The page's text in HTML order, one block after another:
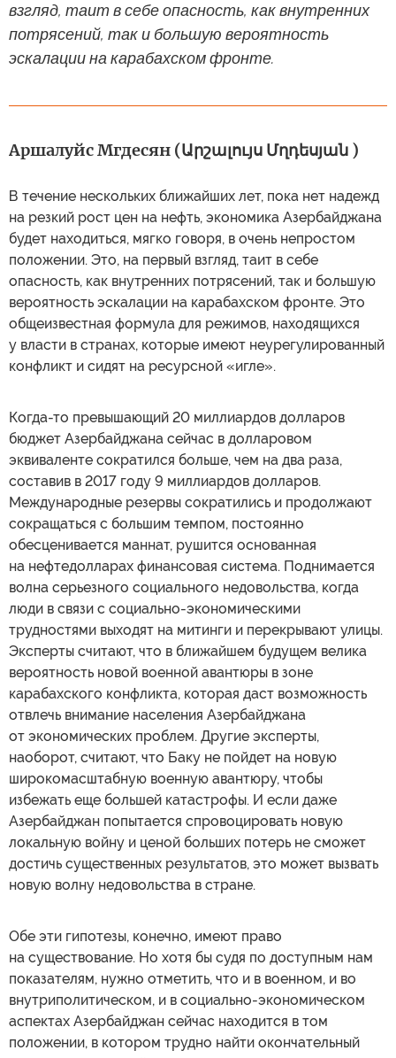
взгляд, таит в себе опасность, как внутренних
потрясений, так и большую вероятность
эскалации на карабахском фронте.
Аршалуйс Мгдесян (Արշալույս Մղդեսյան )
В течение нескольких ближайших лет, пока нет надежд
на резкий рост цен на нефть, экономика Азербайджана
будет находиться, мягко говоря, в очень непростом
положении. Это, на первый взгляд, таит в себе
опасность, как внутренних потрясений, так и большую
вероятность эскалации на карабахском фронте. Это
общеизвестная формула для режимов, находящихся
у власти в странах, которые имеют неурегулированный
конфликт и сидят на ресурсной «игле».
Когда-то превышающий 20 миллиардов долларов
бюджет Азербайджана сейчас в долларовом
эквиваленте сократился больше, чем на два раза,
составив в 2017 году 9 миллиардов долларов.
Международные резервы сократились и продолжают
сокращаться с большим темпом, постоянно
обесценивается маннат, рушится основанная
на нефтедолларах финансовая система. Поднимается
волна серьезного социального недовольства, когда
люди в связи с социально-экономическими
трудностями выходят на митинги и перекрывают улицы.
Эксперты считают, что в ближайшем будущем велика
вероятность новой военной авантюры в зоне
карабахского конфликта, которая даст возможность
отвлечь внимание населения Азербайджана
от экономических проблем. Другие эксперты,
наоборот, считают, что Баку не пойдет на новую
широкомасштабную военную авантюру, чтобы
избежать еще большей катастрофы. И если даже
Азербайджан попытается спровоцировать новую
локальную войну и ценой больших потерь не сможет
достичь существенных результатов, это может вызвать
новую волну недовольства в стране.
Обе эти гипотезы, конечно, имеют право
на существование. Но хотя бы судя по доступным нам
показателям, нужно отметить, что и в военном, и во
внутриполитическом, и в социально-экономическом
аспектах Азербайджан сейчас находится в том
положении, в котором трудно найти окончательный